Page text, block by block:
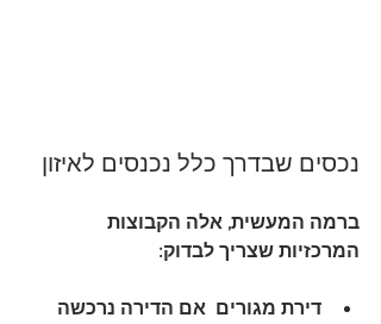
נכסים שבדרך כלל נכנסים לאיזון
ברמה המעשית, אלה הקבוצות
המרכזיות שצריך לבדוק:
דירת מגורים
  אם הדירה נרכשה